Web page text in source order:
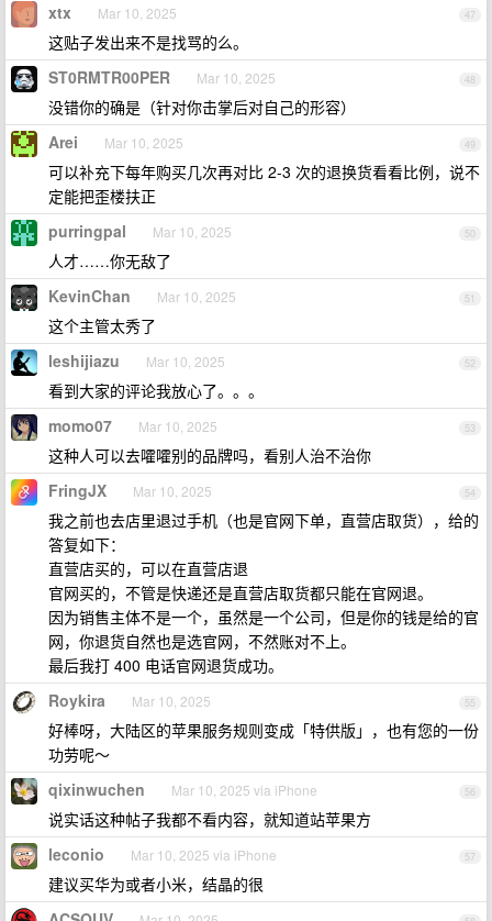
47
xtx Mar 10, 2025
这贴子发出来不是找骂的么。
48
ST0RMTR00PER Mar 10, 2025
没错你的确是（针对你击掌后对自己的形容）
49
Arei Mar 10, 2025
可以补充下每年购买几次再对比 2-3 次的退换货看看比例，说不
定能把歪楼扶正
50
purringpal Mar 10, 2025
人才……你无敌了
51
KevinChan Mar 10, 2025
这个主管太秀了
52
leshijiazu Mar 10, 2025
看到大家的评论我放心了。。。
53
momo07 Mar 10, 2025
这种人可以去嚯嚯别的品牌吗，看别人治不治你
54
FringJX Mar 10, 2025
我之前也去店里退过手机（也是官网下单，直营店取货），给的
答复如下：
直营店买的，可以在直营店退
官网买的，不管是快递还是直营店取货都只能在官网退。
因为销售主体不是一个，虽然是一个公司，但是你的钱是给的官
网，你退货自然也是选官网，不然账对不上。
最后我打 400 电话官网退货成功。
55
Roykira Mar 10, 2025
好棒呀，大陆区的苹果服务规则变成「特供版」，也有您的一份
功劳呢～
56
qixinwuchen Mar 10, 2025 via iPhone
说实话这种帖子我都不看内容，就知道站苹果方
57
leconio Mar 10, 2025 via iPhone
建议买华为或者小米，结晶的很